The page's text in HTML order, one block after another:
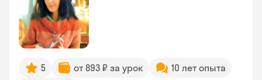
5 от 893 ₽ за урок
10 лет опыта